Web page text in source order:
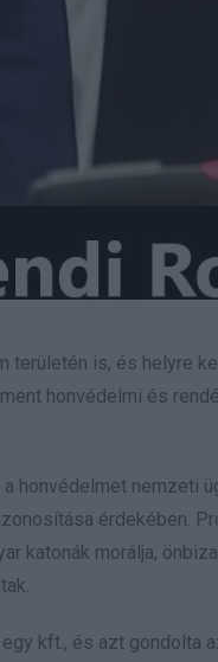
is, és helyre
honvédelmi és
honvédelmet nemzeti
érdekében.
katonák morálja,
kft., és azt gondolta